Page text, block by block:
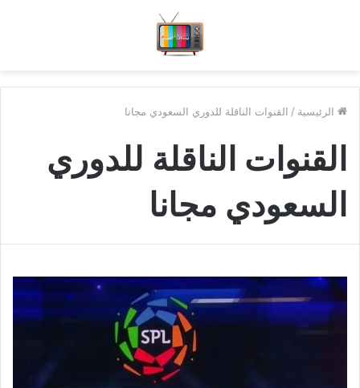
الرئيسية / القنوات الناقلة للدوري السعودي مجانا
القنوات الناقلة للدوري
السعودي مجانا